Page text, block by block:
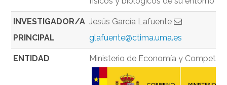
INVESTIGADOR/A
PRINCIPAL
Jesús García Lafuente
glafuente@ctima.uma.es
ENTIDAD Ministerio de Economía y